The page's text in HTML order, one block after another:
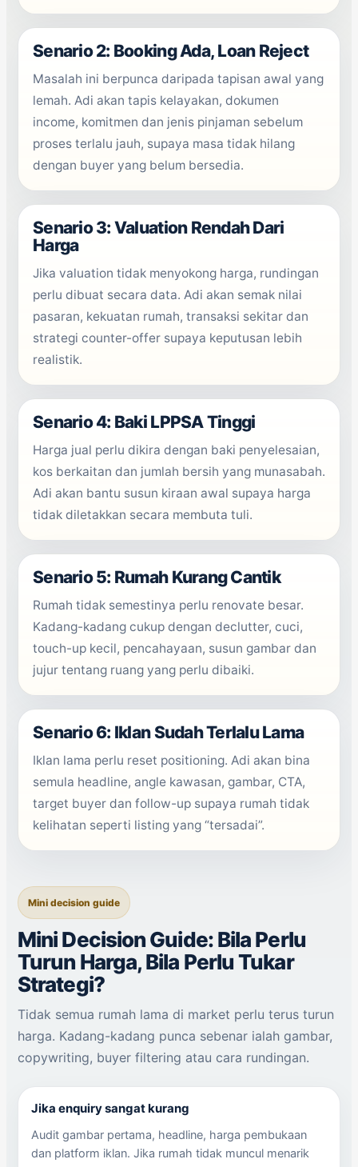
Senario 2: Booking Ada, Loan Reject
Masalah ini berpunca daripada tapisan awal yang
lemah. Adi akan tapis kelayakan, dokumen
income, komitmen dan jenis pinjaman sebelum
proses terlalu jauh, supaya masa tidak hilang
dengan buyer yang belum bersedia.
Senario 3: Valuation Rendah Dari
Harga
Jika valuation tidak menyokong harga, rundingan
perlu dibuat secara data. Adi akan semak nilai
pasaran, kekuatan rumah, transaksi sekitar dan
strategi counter-offer supaya keputusan lebih
realistik.
Senario 4: Baki LPPSA Tinggi
Harga jual perlu dikira dengan baki penyelesaian,
kos berkaitan dan jumlah bersih yang munasabah.
Adi akan bantu susun kiraan awal supaya harga
tidak diletakkan secara membuta tuli.
Senario 5: Rumah Kurang Cantik
Rumah tidak semestinya perlu renovate besar.
Kadang-kadang cukup dengan declutter, cuci,
touch-up kecil, pencahayaan, susun gambar dan
jujur tentang ruang yang perlu dibaiki.
Senario 6: Iklan Sudah Terlalu Lama
Iklan lama perlu reset positioning. Adi akan bina
semula headline, angle kawasan, gambar, CTA,
target buyer dan follow-up supaya rumah tidak
kelihatan seperti listing yang “tersadai”.
Mini decision guide
Mini Decision Guide: Bila Perlu
Turun Harga, Bila Perlu Tukar
Strategi?
Tidak semua rumah lama di market perlu terus turun
harga. Kadang-kadang punca sebenar ialah gambar,
copywriting, buyer filtering atau cara rundingan.
Jika enquiry sangat kurang
Audit gambar pertama, headline, harga pembukaan
dan platform iklan. Jika rumah tidak muncul menarik